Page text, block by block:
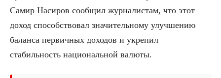
Самир Насиров сообщил журналистам, что этот
доход способствовал значительному улучшению
баланса первичных доходов и укрепил
стабильность национальной валюты.